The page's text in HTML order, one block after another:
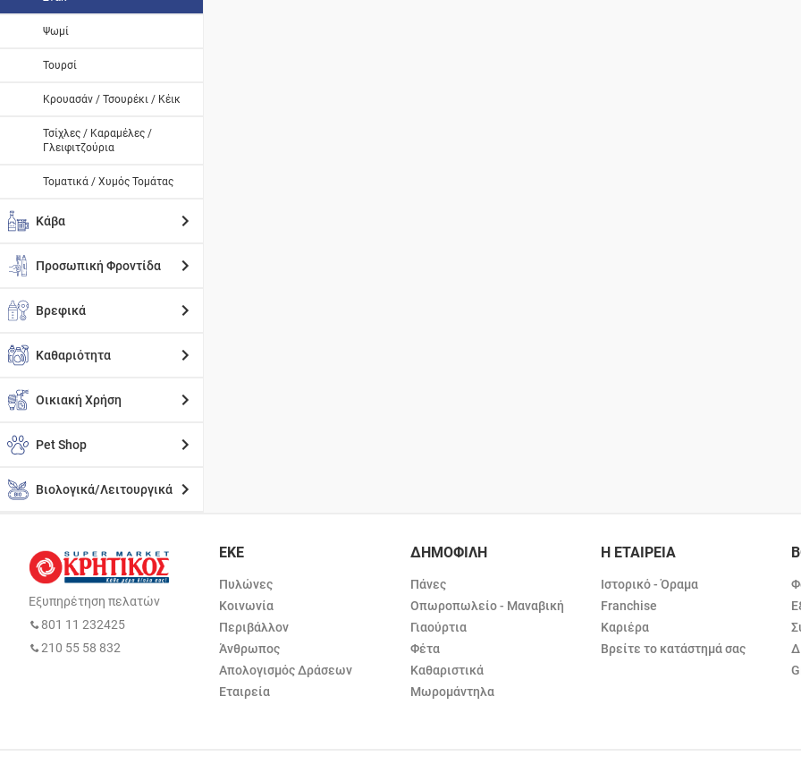
Ψωμί
Τουρσί
Κρουασάν / Τσουρέκι / Κέικ
Τσίχλες / Καραμέλες /
Γλειφιτζούρια
Τοματικά / Χυμός Τομάτας
Κάβα
Προσωπική Φροντίδα
Βρεφικά
Καθαριότητα
Οικιακή Χρήση
Pet Shop
Βιολογικά/Λειτουργικά
Εξυπηρέτηση πελατών
801 11 232425
210 55 58 832
ΕΚΕ
Πυλώνες
Κοινωνία
Περιβάλλον
Άνθρωπος
Απολογισμός Δράσεων
Εταιρεία
ΔΗΜΟΦΙΛΗ
Πάνες
Οπωροπωλείο - Μαναβική
Γιαούρτια
Φέτα
Καθαριστικά
Μωρομάντηλα
Η ΕΤΑΙΡΕΙΑ
Ιστορικό - Όραμα
Franchise
Καριέρα
Βρείτε το κατάστημά σας